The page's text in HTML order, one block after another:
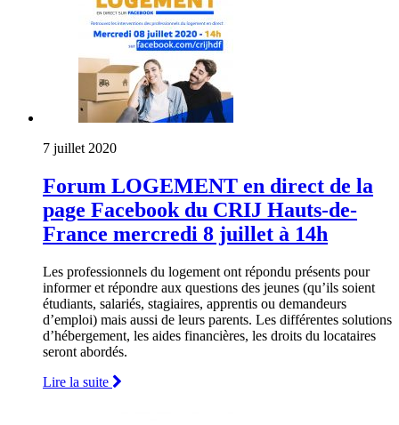
7 juillet 2020
Forum LOGEMENT en direct de la
page Facebook du CRIJ Hauts-de-
France mercredi 8 juillet à 14h
Les professionnels du logement ont répondu présents pour
informer et répondre aux questions des jeunes (qu’ils soient
étudiants, salariés, stagiaires, apprentis ou demandeurs
d’emploi) mais aussi de leurs parents. Les différentes solutions
d’hébergement, les aides financières, les droits du locataires
seront abordés.
Lire la suite